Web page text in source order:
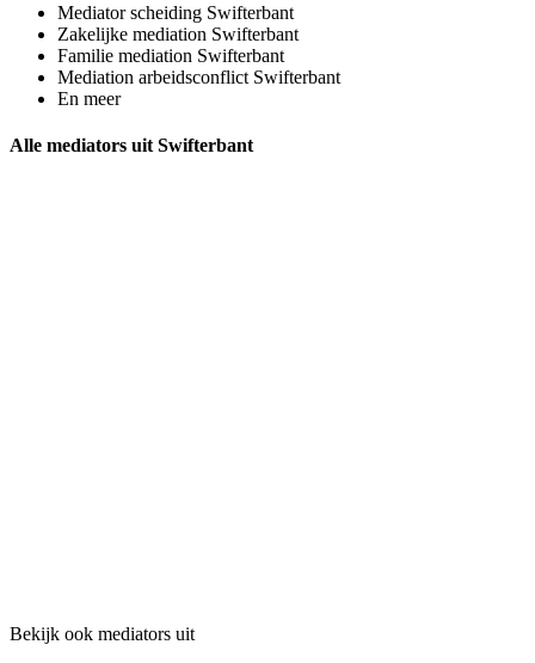
Mediator scheiding Swifterbant
Zakelijke mediation Swifterbant
Familie mediation Swifterbant
Mediation arbeidsconflict Swifterbant
En meer
Alle mediators uit Swifterbant
Bekijk ook mediators uit